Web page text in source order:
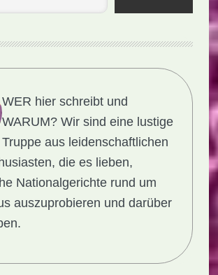
WER hier schreibt und
WARUM? Wir sind eine lustige
Truppe aus leidenschaftlichen
die es lieben,
Nationalgerichte rund um
auszuprobieren und darüber